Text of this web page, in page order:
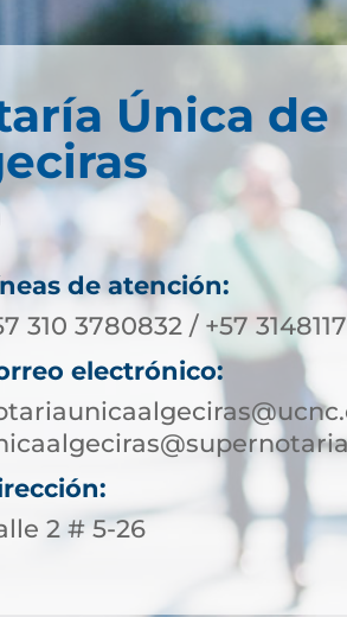
Única de
de atención:
310 3780832 / +57
electrónico:
2 # 5-26